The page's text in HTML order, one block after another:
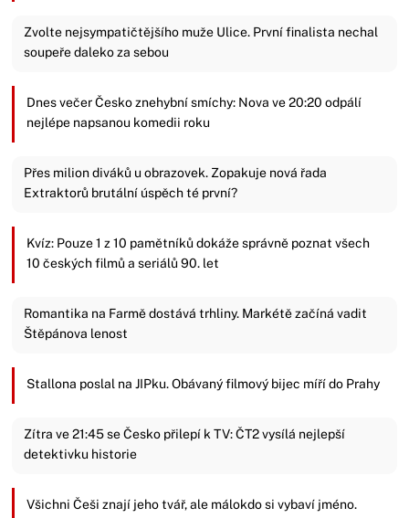
Zvolte nejsympatičtějšího muže Ulice. První finalista nechal
soupeře daleko za sebou
Dnes večer Česko znehybní smíchy: Nova ve 20:20 odpálí
nejlépe napsanou komedii roku
Přes milion diváků u obrazovek. Zopakuje nová řada
Extraktorů brutální úspěch té první?
Kvíz: Pouze 1 z 10 pamětníků dokáže správně poznat všech
10 českých filmů a seriálů 90. let
Romantika na Farmě dostává trhliny. Markétě začíná vadit
Štěpánova lenost
Stallona poslal na JIPku. Obávaný filmový bijec míří do Prahy
Zítra ve 21:45 se Česko přilepí k TV: ČT2 vysílá nejlepší
detektivku historie
Všichni Češi znají jeho tvář, ale málokdo si vybaví jméno.